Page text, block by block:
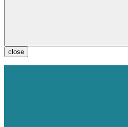
close